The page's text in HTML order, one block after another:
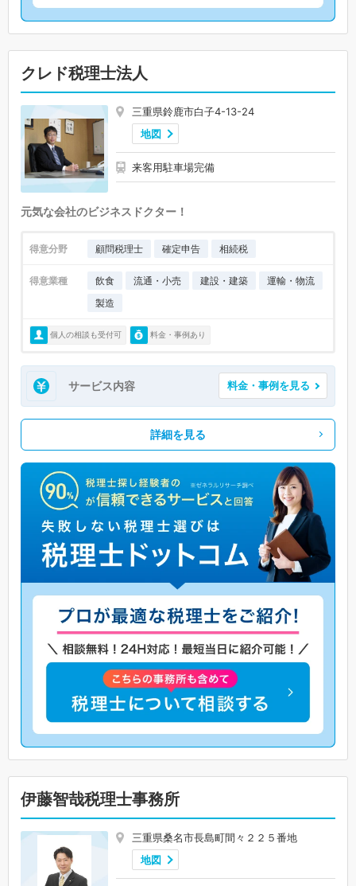
クレド税理士法人
三重県鈴鹿市白子4-13-24
地図
来客用駐車場完備
元気な会社のビジネスドクター！
得意分野 顧問税理士 確定申告 相続税
得意業種 飲食 流通・小売 建設・建築
運輸・物流
製造
個人の相談も受付可 料金・事例あり
サービス内容 料金・事例を見る
詳細を見る
伊藤智哉税理士事務所
三重県桑名市長島町間々２２５番地
地図